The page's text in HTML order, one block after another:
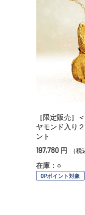
［限定販売］
ヤモンド入り
ント
197,780 円 （税
在庫：○
OPポイント対象